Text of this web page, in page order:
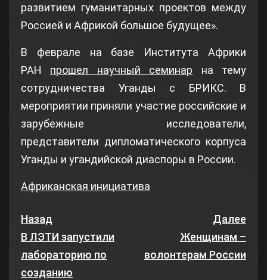
развитием гуманитарных проектов между
Россией и Африкой большое будущее».
В феврале на базе Института Африки
РАН прошел научный семинар на тему
сотрудничества Уганды с БРИКС. В
мероприятии приняли участие российские и
зарубежные исследователи,
представители дипломатического корпуса
Уганды и угандийской диаспоры в России.
Африканская инициатива
Назад
В ЛЭТИ запустили
лабораторию по
созданию
Далее
Женщинам –
волонтерам России